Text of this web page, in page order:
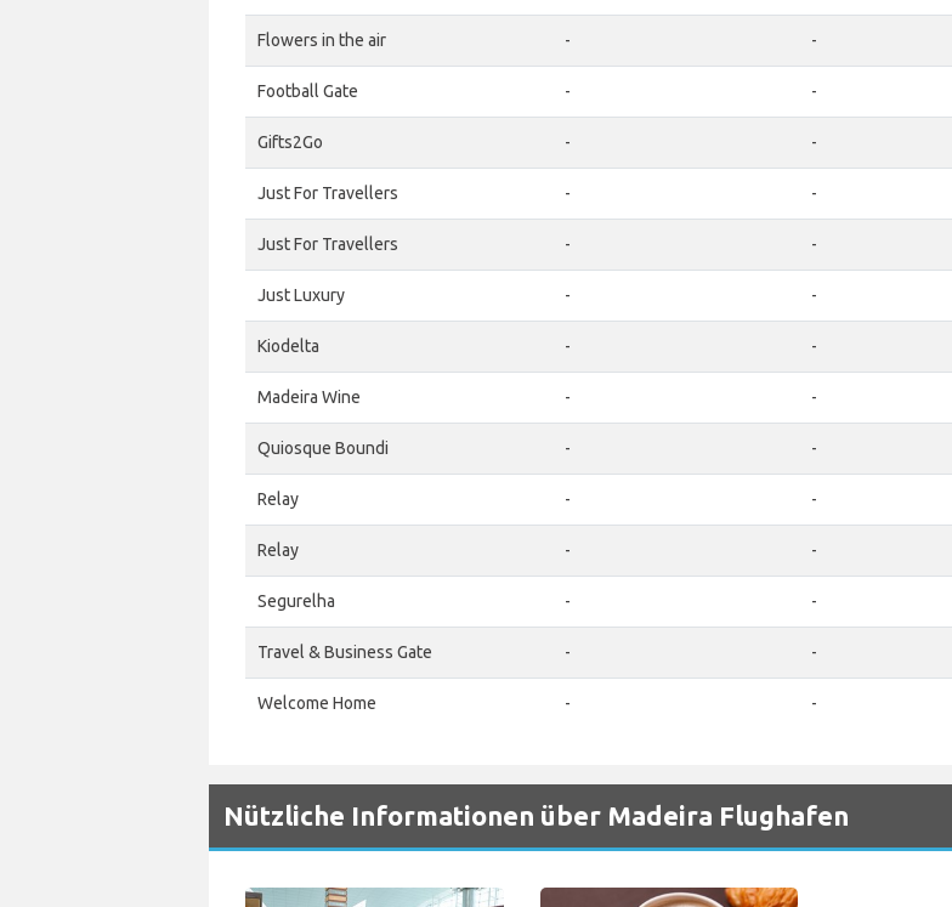
Flowers in the air - -
Football Gate - -
Gifts2Go - -
Just For Travellers - -
Just For Travellers - -
Just Luxury - -
Kiodelta - -
Madeira Wine - -
Quiosque Boundi - -
Relay - -
Relay - -
Segurelha - -
Travel & Business Gate - -
Welcome Home - -
Nützliche Informationen über Madeira Flughafen